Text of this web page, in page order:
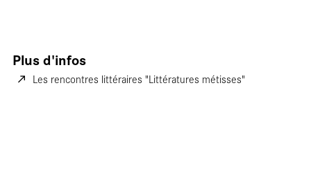
Plus d'infos
Les rencontres littéraires "Littératures métisses"